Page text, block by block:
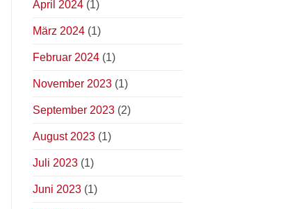
April 2024(1)
März 2024(1)
Februar 2024(1)
November 2023(1)
September 2023(2)
August 2023(1)
Juli 2023(1)
Juni 2023(1)